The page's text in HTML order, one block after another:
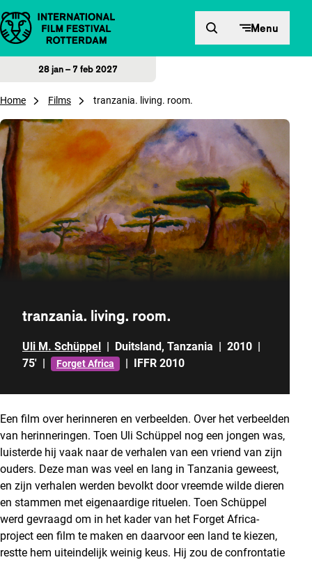
Direct naar inhoud Menu
28 jan – 7 feb 2027
Home Films tranzania. living. room.
tranzania. living. room.
Uli M. Schüppel | Duitsland, Tanzania | 2010 |
75' | Forget Africa | IFFR 2010
Een film over herinneren en verbeelden. Over het verbeelden
van herinneringen. Toen Uli Schüppel nog een jongen was,
luisterde hij vaak naar de verhalen van een vriend van zijn
ouders. Deze man was veel en lang in Tanzania geweest,
en zijn verhalen werden bevolkt door vreemde wilde dieren
en stammen met eigenaardige rituelen. Toen Schüppel
werd gevraagd om in het kader van het Forget Africa-
project een film te maken en daarvoor een land te kiezen,
restte hem uiteindelijk weinig keus. Hij zou de confrontatie